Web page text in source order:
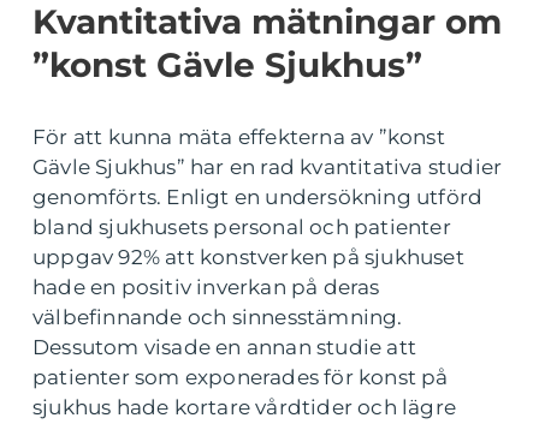
Kvantitativa mätningar om
”konst Gävle Sjukhus”
För att kunna mäta effekterna av ”konst
Gävle Sjukhus” har en rad kvantitativa studier
genomförts. Enligt en undersökning utförd
bland sjukhusets personal och patienter
uppgav 92% att konstverken på sjukhuset
hade en positiv inverkan på deras
välbefinnande och sinnesstämning.
Dessutom visade en annan studie att
patienter som exponerades för konst på
sjukhus hade kortare vårdtider och lägre